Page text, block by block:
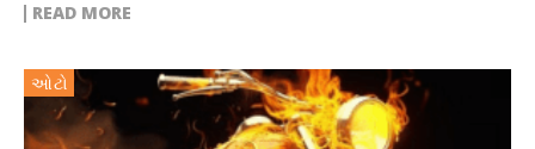
READ MORE
ઓટો